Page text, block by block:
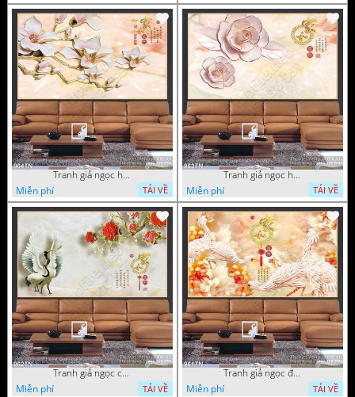
Tranh giả ngọc hoa thư pháp treo tường
Miễn phí
TẢI VỀ
Tranh giả ngọc hoa thư pháp
Miễn phí
TẢI VỀ
Tranh giả ngọc chim hạc và hoa
Miễn phí
TẢI VỀ
Tranh giả ngọc đội hạc và hoa cúc
Miễn phí
TẢI VỀ